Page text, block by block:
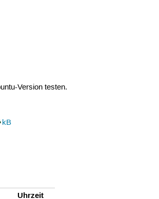
Version testen.
kB
Uhrzeit